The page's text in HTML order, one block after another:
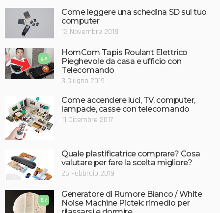
Come leggere una schedina SD sul tuo
computer
13 Novembre 2018
9.2
HomCom Tapis Roulant Elettrico
Pieghevole da casa e ufficio con
Telecomando
3 Giugno 2019
Come accendere luci, TV, computer,
lampade, casse con telecomando
11 Dicembre 2017
Quale plastificatrice comprare? Cosa
valutare per fare la scelta migliore?
26 Febbraio 2019
8.7
Generatore di Rumore Bianco / White
Noise Machine Pictek: rimedio per